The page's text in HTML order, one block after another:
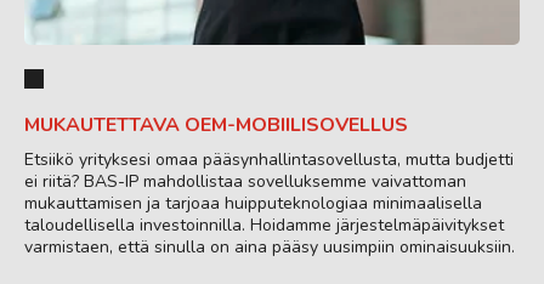
MUKAUTETTAVA OEM-MOBIILISOVELLUS
Etsiikö yrityksesi omaa pääsynhallintasovellusta, mutta budjetti
ei riitä? BAS-IP mahdollistaa sovelluksemme vaivattoman
mukauttamisen ja tarjoaa huipputeknologiaa minimaalisella
taloudellisella investoinnilla. Hoidamme järjestelmäpäivitykset
varmistaen, että sinulla on aina pääsy uusimpiin ominaisuuksiin.